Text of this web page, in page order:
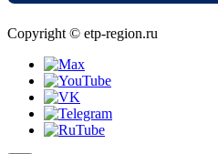
Copyright © etp-region.ru